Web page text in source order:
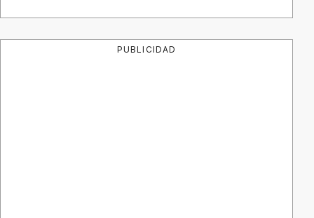
PUBLICIDAD